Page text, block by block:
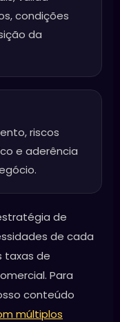
condições
da
riscos
e aderência
de
de cada
taxas de
Para
conteúdo
múltiplos